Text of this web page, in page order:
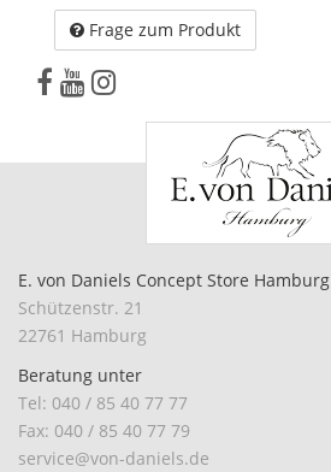
Frage zum Produkt
E. von Daniels Concept Store Hamburg
Schützenstr. 21
22761 Hamburg
Beratung unter
Tel: 040 / 85 40 77 77
Fax: 040 / 85 40 77 79
service@von-daniels.de